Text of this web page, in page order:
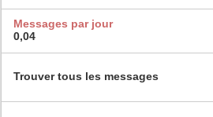
Messages par jour
0,04
Trouver tous les messages